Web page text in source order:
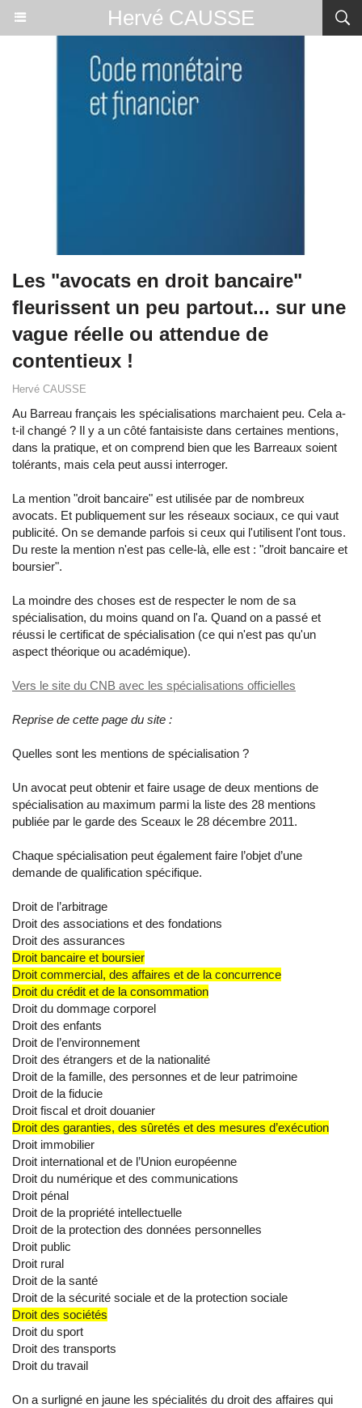
Hervé CAUSSE
Les "avocats en droit bancaire"
fleurissent un peu partout... sur une
vague réelle ou attendue de
contentieux !
Hervé CAUSSE
Au Barreau français les spécialisations marchaient peu. Cela a-
t-il changé ? Il y a un côté fantaisiste dans certaines mentions,
dans la pratique, et on comprend bien que les Barreaux soient
tolérants, mais cela peut aussi interroger.
La mention "droit bancaire" est utilisée par de nombreux
avocats. Et publiquement sur les réseaux sociaux, ce qui vaut
publicité. On se demande parfois si ceux qui l'utilisent l'ont tous.
Du reste la mention n'est pas celle-là, elle est : "droit bancaire et
boursier".
La moindre des choses est de respecter le nom de sa
spécialisation, du moins quand on l'a. Quand on a passé et
réussi le certificat de spécialisation (ce qui n'est pas qu'un
aspect théorique ou académique).
Vers le site du CNB avec les spécialisations officielles
Reprise de cette page du site :
Quelles sont les mentions de spécialisation ?
Un avocat peut obtenir et faire usage de deux mentions de
spécialisation au maximum parmi la liste des 28 mentions
publiée par le garde des Sceaux le 28 décembre 2011.
Chaque spécialisation peut également faire l’objet d’une
demande de qualification spécifique.
Droit de l’arbitrage
Droit des associations et des fondations
Droit des assurances
Droit bancaire et boursier
Droit commercial, des affaires et de la concurrence
Droit du crédit et de la consommation
Droit du dommage corporel
Droit des enfants
Droit de l’environnement
Droit des étrangers et de la nationalité
Droit de la famille, des personnes et de leur patrimoine
Droit de la fiducie
Droit fiscal et droit douanier
Droit des garanties, des sûretés et des mesures d’exécution
Droit immobilier
Droit international et de l’Union européenne
Droit du numérique et des communications
Droit pénal
Droit de la propriété intellectuelle
Droit de la protection des données personnelles
Droit public
Droit rural
Droit de la santé
Droit de la sécurité sociale et de la protection sociale
Droit des sociétés
Droit du sport
Droit des transports
Droit du travail
On a surligné en jaune les spécialités du droit des affaires qui